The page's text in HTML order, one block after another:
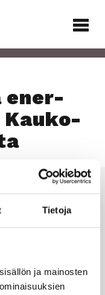
Tietoja
ja mainosten
ener­
Kau­ko­